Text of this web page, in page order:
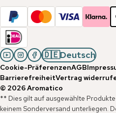
🇩🇪Deutsch
Cookie-PräferenzenAGB
BarrierefreiheitVertrag
© 2026Aromatico
** Dies gilt auf ausgewählte
keinem Sonderversand unterliegen.